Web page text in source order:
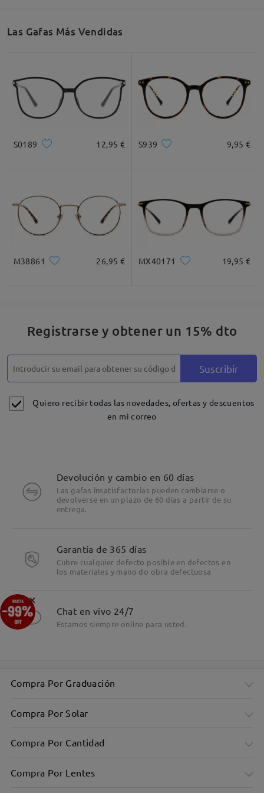
Deje su comentario
Las Gafas Más Vendidas
S0189 12,95 € S939 9,95 €
M38861 26,95 € MX40171 19,95 €
Registrarse y obtener un 15% dto
Suscribir
Quiero recibir todas las novedades, ofertas y descuentos
en mi correo
Devolución y cambio en 60 días
Las gafas insatisfactorias pueden cambiarse o
devolverse en un plazo de 60 días a partir de su
entrega.
Garantía de 365 días
Cubre cualquier defecto posible en defectos en
los materiales y mano do obra defectuosa
Chat en vivo 24/7
Estamos siempre online para usted.
Compra Por Graduación
Compra Por Solar
Compra Por Cantidad
Compra Por Lentes
×